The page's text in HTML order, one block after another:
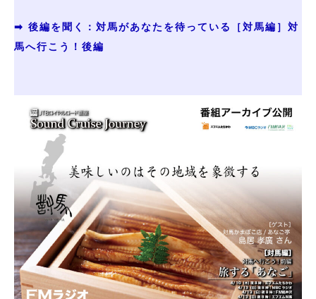
➡ 後編を聞く：対馬があなたを待っている［対馬編］対
馬へ行こう！後編